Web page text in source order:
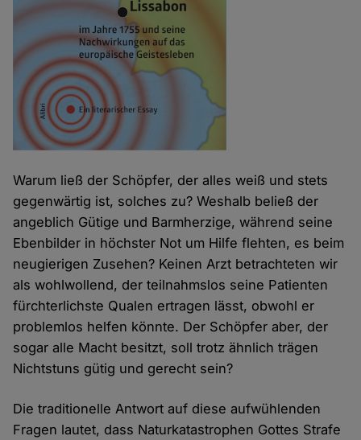
Warum ließ der Schöpfer, der alles weiß und stets
gegenwärtig ist, solches zu? Weshalb beließ der
angeblich Gütige und Barmherzige, während seine
Ebenbilder in höchster Not um Hilfe flehten, es beim
neugierigen Zusehen? Keinen Arzt betrachteten wir
als wohlwollend, der teilnahmslos seine Patienten
fürchterlichste Qualen ertragen lässt, obwohl er
problemlos helfen könnte. Der Schöpfer aber, der
sogar alle Macht besitzt, soll trotz ähnlich trägen
Nichtstuns gütig und gerecht sein?
Die traditionelle Antwort auf diese aufwühlenden
Fragen lautet, dass Naturkatastrophen Gottes Strafe